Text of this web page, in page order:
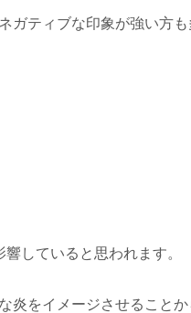
ガティブな印象が強い方
していると思われます。
炎をイメージさせることか